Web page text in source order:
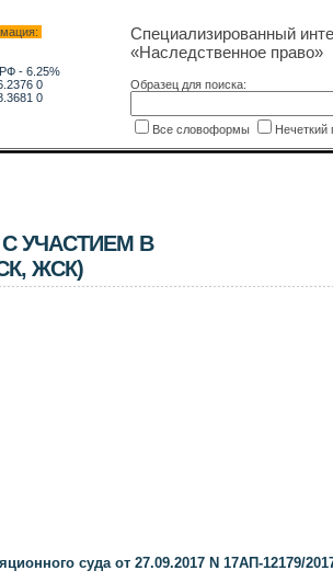
- 6.25%
0
0
Специализированный
«Наследственное право»
Образец для поиска:
Все словоформы Нечеткий
УЧАСТИЕМ В
ЖСК)
суда от 27.09.2017 N 17АП-12179/